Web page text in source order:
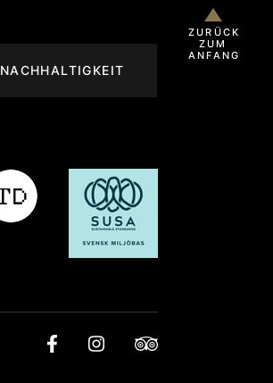
ZURÜCK
ZUM
ANFANG
NACHHALTIGKEIT